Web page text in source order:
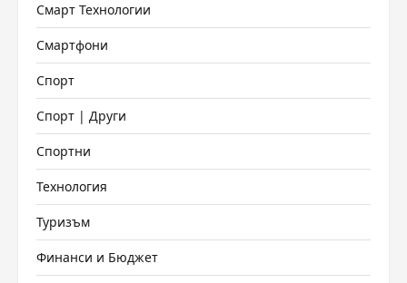
Смарт Технологии
Смартфони
Спорт
Спорт | Други
Спортни
Технология
Туризъм
Финанси и Бюджет